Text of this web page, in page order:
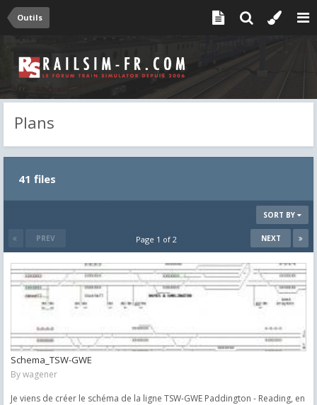
Outils
Plans
41 files
SORT BY
PREV NEXT
Page 1 of 2
Schema_TSW-GWE
Bywagener
Je viens de créer le schéma de la ligne TSW-GWE Paddington - Reading, en